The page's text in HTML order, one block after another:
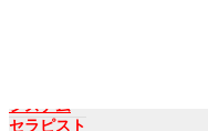
システム
セラピスト